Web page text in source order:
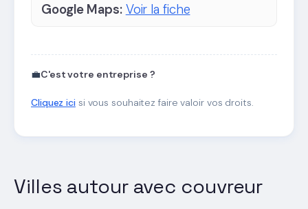
Google Maps: Voir la fiche
💼C'est votre entreprise ?
Cliquez icisi vous souhaitez faire valoir vos droits.
Villes autour avec couvreur